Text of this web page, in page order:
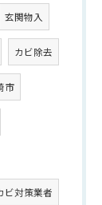
玄関物入
カビ除去
市
ビ対策業者